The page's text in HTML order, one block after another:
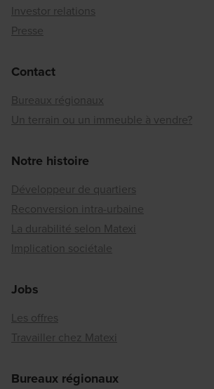
Investor relations
Presse
Contact
Bureaux régionaux
Un terrain ou un immeuble à vendre?
Notre histoire
Développeur de quartiers
Reconversion intra-urbaine
La durabilité selon Matexi
Implication sociétale
Jobs
Les offres
Travailler chez Matexi
Bureaux régionaux